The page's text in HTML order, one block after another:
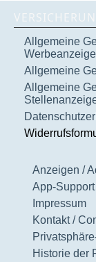
Allgemeine
Allgemeine
Allgemeine
Anzeigen /
App-Support
Impressum
Kontakt /
Historie der